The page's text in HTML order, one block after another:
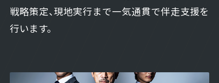
戦略策定、現地実行まで一気通貫で伴走支援を
行います。